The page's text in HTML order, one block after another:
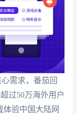
需求，番茄回
过50万海外用户
验中国大陆网